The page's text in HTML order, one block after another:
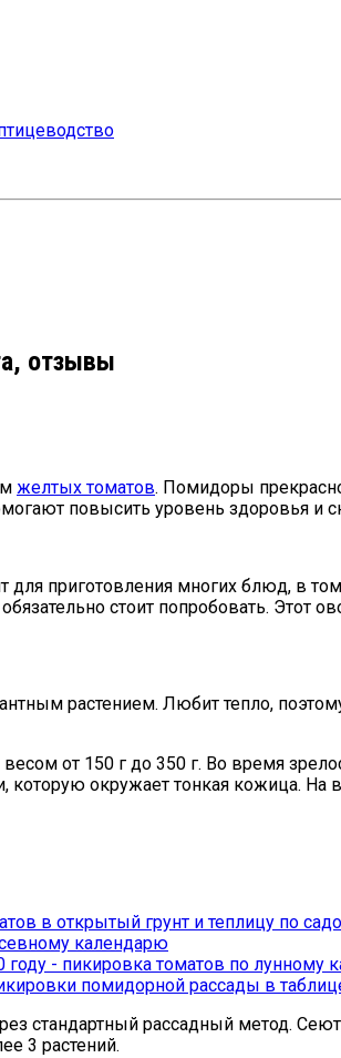
отзывы
желтых томатов. Помидоры
повысить уровень здоровья и
для приготовления многих блюд, в
стоит попробовать. Этот
растением. Любит тепло,
от 150 г до 350 г. Во время
окружает тонкая кожица. На
в открытый грунт и теплицу по
календарю
помидорной рассады в
стандартный рассадный метод.
3 растений.